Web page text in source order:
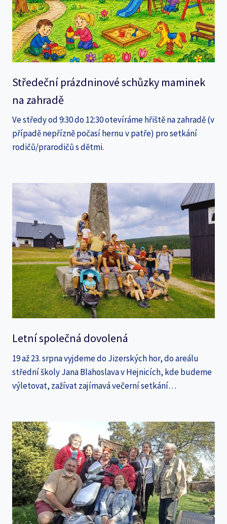
Středeční prázdninové schůzky maminek
na zahradě
Ve středy od 9:30 do 12:30 otevíráme hřiště na zahradě (v
případě nepřízně počasí hernu v patře) pro setkání
rodičů/prarodičů s dětmi.
Letní společná dovolená
19 až 23. srpna vyjdeme do Jizerských hor, do areálu
střední školy Jana Blahoslava v Hejnicích, kde budeme
výletovat, zažívat zajímavá večerní setkání…